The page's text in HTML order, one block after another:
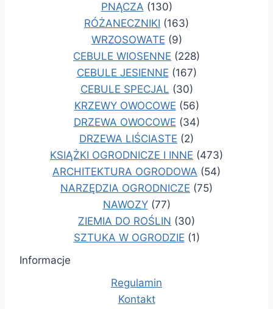
PNĄCZA (130)
RÓŻANECZNIKI (163)
WRZOSOWATE (9)
CEBULE WIOSENNE (228)
CEBULE JESIENNE (167)
CEBULE SPECJAL (30)
KRZEWY OWOCOWE (56)
DRZEWA OWOCOWE (34)
DRZEWA LIŚCIASTE (2)
KSIĄŻKI OGRODNICZE I INNE (473)
ARCHITEKTURA OGRODOWA (54)
NARZĘDZIA OGRODNICZE (75)
NAWOZY(77)
ZIEMIA DO ROŚLIN (30)
SZTUKA W OGRODZIE (1)
Informacje
Regulamin
Kontakt